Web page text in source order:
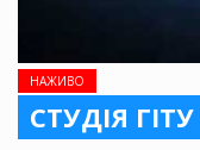
НАЖИВО
СТУДІЯ ГІТУ